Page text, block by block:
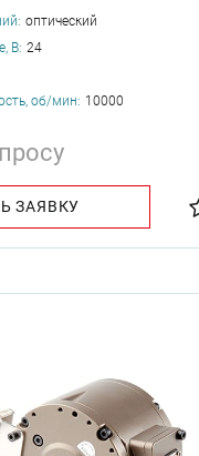
оптический
В: 24
об/мин: 10000
ЗАЯВКУ